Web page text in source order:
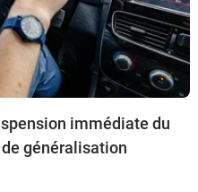
immédiate du
généralisation